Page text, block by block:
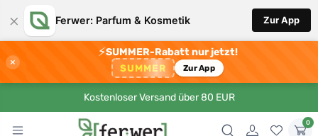
× Ferwer: Parfum & Kosmetik Zur App
×
⚡SUMMER-Rabatt nur jetzt!
SUMMER Zur App
Kostenloser Versand über 80 EUR
0